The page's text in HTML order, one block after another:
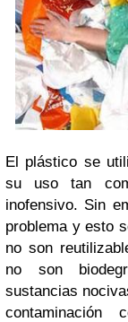
El plástico se
su uso tan
inofensivo. Sin
problema y esto
no son
no son
sustancias
contaminación